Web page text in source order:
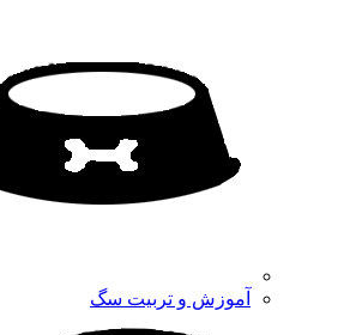
آموزش و تربیت سگ